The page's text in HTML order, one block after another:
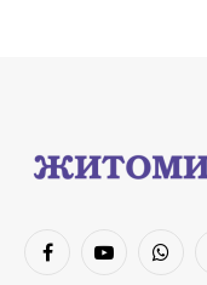
FacebookYouTube